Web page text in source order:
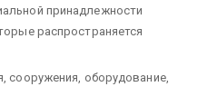
принадлежности
распространяется
сооружения, оборудование,